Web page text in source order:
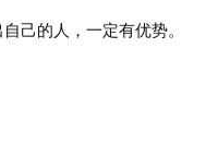
己的人，一定有优势。